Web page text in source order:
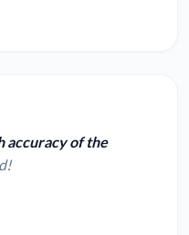
accuracy of the